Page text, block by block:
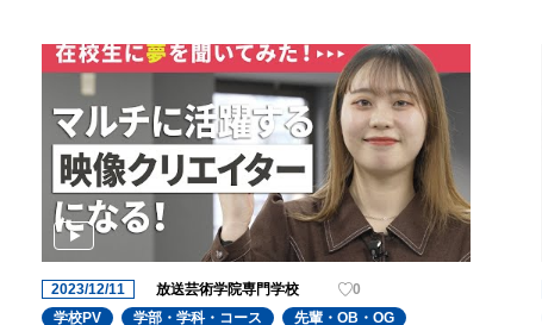
2023/12/11 放送芸術学院専門学校
0
学校PV
学部・学科・コース 先輩・OB・OG